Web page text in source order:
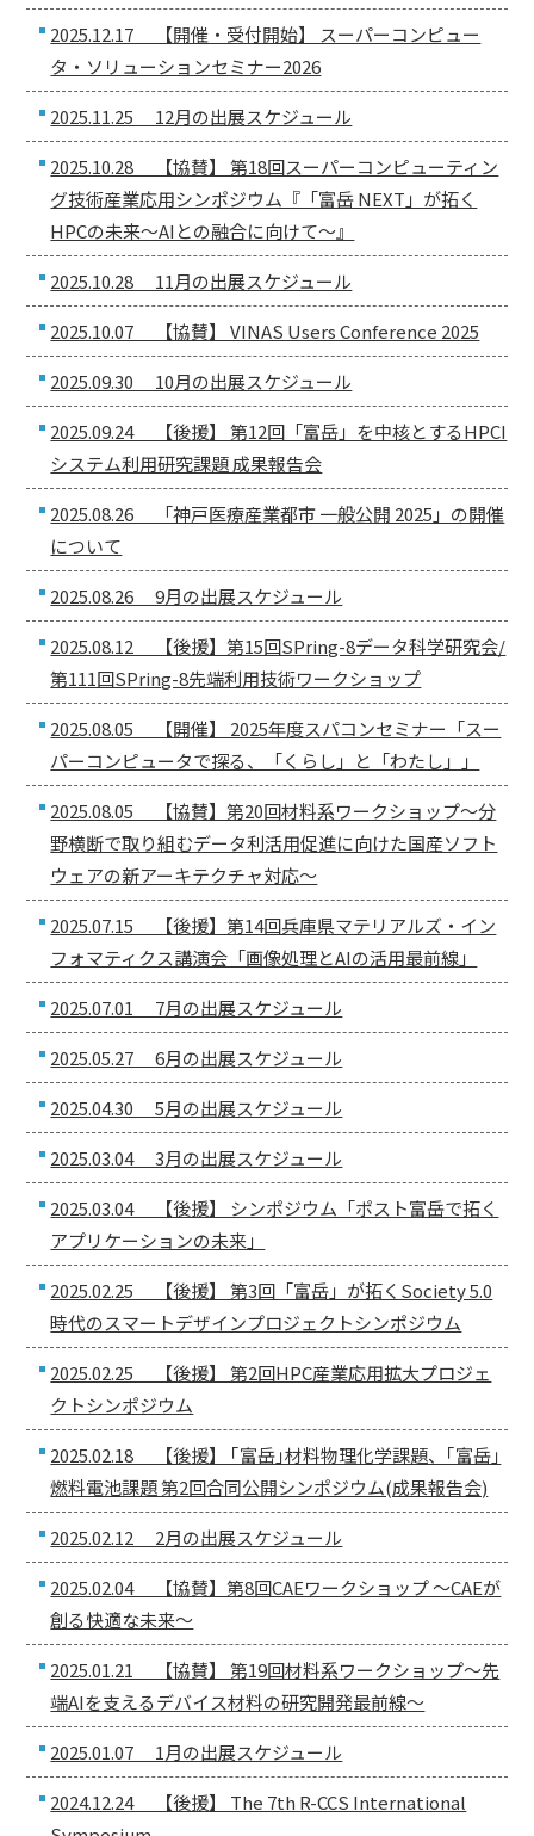
2025.12.17 【開催・受付開始】 スーパーコンピュー
タ・ソリューションセミナー2026
2025.11.25 12月の出展スケジュール
2025.10.28 【協賛】 第18回スーパーコンピューティン
グ技術産業応用シンポジウム『「富岳 NEXT」が拓く
HPCの未来～AIとの融合に向けて～』
2025.10.28 11月の出展スケジュール
2025.10.07 【協賛】 VINAS Users Conference 2025
2025.09.30 10月の出展スケジュール
2025.09.24 【後援】 第12回「富岳」を中核とするHPCI
システム利用研究課題 成果報告会
2025.08.26 「神戸医療産業都市 一般公開 2025」の開催
について
2025.08.26 9月の出展スケジュール
2025.08.12 【後援】第15回SPring-8データ科学研究会/
第111回SPring-8先端利用技術ワークショップ
2025.08.05 【開催】 2025年度スパコンセミナー「スー
パーコンピュータで探る、「くらし」と「わたし」」
2025.08.05 【協賛】第20回材料系ワークショップ〜分
野横断で取り組むデータ利活用促進に向けた国産ソフト
ウェアの新アーキテクチャ対応〜
2025.07.15 【後援】第14回兵庫県マテリアルズ・イン
フォマティクス講演会「画像処理とAIの活用最前線」
2025.07.01 7月の出展スケジュール
2025.05.27 6月の出展スケジュール
2025.04.30 5月の出展スケジュール
2025.03.04 3月の出展スケジュール
2025.03.04 【後援】 シンポジウム「ポスト富岳で拓く
アプリケーションの未来」
2025.02.25 【後援】 第3回「富岳」が拓くSociety 5.0
時代のスマートデザインプロジェクトシンポジウム
2025.02.25 【後援】 第2回HPC産業応用拡大プロジェ
クトシンポジウム
2025.02.18 【後援】 ｢富岳｣材料物理化学課題、｢富岳｣
燃料電池課題 第2回合同公開シンポジウム(成果報告会)
2025.02.12 2月の出展スケジュール
2025.02.04 【協賛】第8回CAEワークショップ 〜CAEが
創る快適な未来〜
2025.01.21 【協賛】 第19回材料系ワークショップ〜先
端AIを支えるデバイス材料の研究開発最前線〜
2025.01.07 1月の出展スケジュール
2024.12.24 【後援】 The 7th R-CCS International